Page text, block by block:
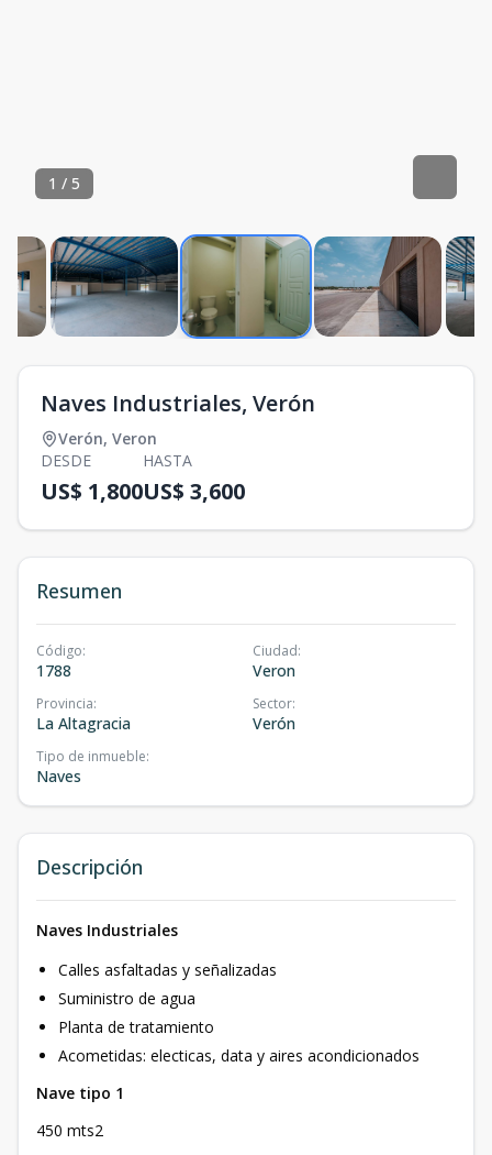
1 / 5
Naves Industriales, Verón
Verón, Veron
DESDE
US$ 1,800
HASTA
US$ 3,600
Resumen
Código:
1788
Ciudad:
Veron
Provincia:
La Altagracia
Sector:
Verón
Tipo de inmueble:
Naves
Descripción
Naves Industriales
Calles asfaltadas y señalizadas
Suministro de agua
Planta de tratamiento
Acometidas: electicas, data y aires acondicionados
Nave tipo 1
450 mts2